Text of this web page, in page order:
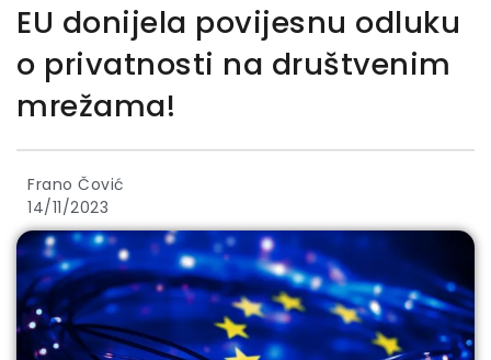
EU donijela povijesnu odluku
o privatnosti na društvenim
mrežama!
Frano Čović
14/11/2023